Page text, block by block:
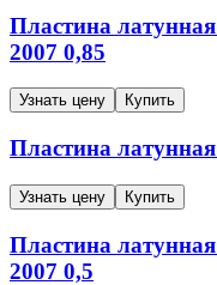
Пластина латунная
2007 0,85
Узнать цену Купить
Пластина латунная
Узнать цену Купить
Пластина латунная
2007 0,5